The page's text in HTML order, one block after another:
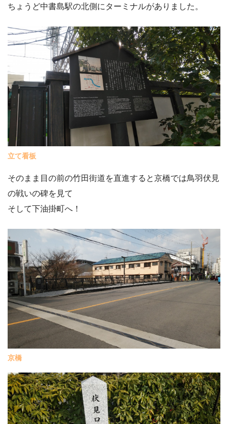
ちょうど中書島駅の北側にターミナルがありました。
立て看板
そのまま目の前の竹田街道を直進すると京橋では鳥羽伏見
の戦いの碑を見て
そして下油掛町へ！
京橋